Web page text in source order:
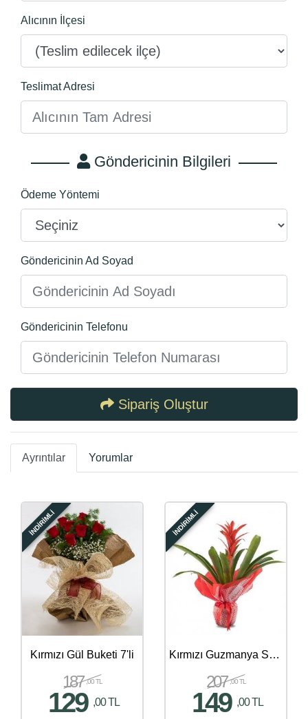
Alıcının İlçesi
Teslimat Adresi
Göndericinin Bilgileri
Ödeme Yöntemi
Göndericinin Ad Soyad
Göndericinin Telefonu
Sipariş Oluştur
Ayrıntılar Yorumlar
İNDİRİMLİ
Kırmızı Gül Buketi 7'li
187 ,00 TL
129 ,00 TL
İNDİRİMLİ
Kırmızı Guzmanya Saksı Çiçeği
207 ,00 TL
149 ,00 TL